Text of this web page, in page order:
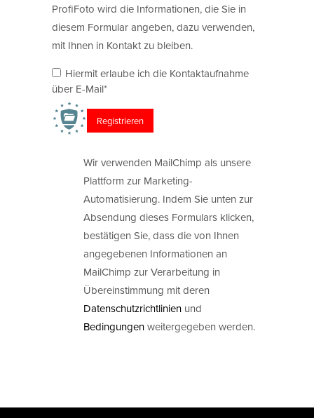
ProfiFoto wird die Informationen, die Sie in
diesem Formular angeben, dazu verwenden,
mit Ihnen in Kontakt zu bleiben.
Hiermit erlaube ich die Kontaktaufnahme
über E-Mail*
Wir verwenden MailChimp als unsere
Plattform zur Marketing-
Automatisierung. Indem Sie unten zur
Absendung dieses Formulars klicken,
bestätigen Sie, dass die von Ihnen
angegebenen Informationen an
MailChimp zur Verarbeitung in
Übereinstimmung mit deren
Datenschutzrichtlinien und
Bedingungenweitergegeben werden.